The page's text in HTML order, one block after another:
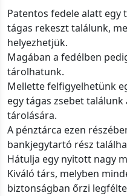
Patentos fedele alatt
tágas rekeszt találunk,
helyezhetjük.
Magában a fedélben
tárolhatunk.
Mellette felfigyelhetünk
egy tágas zsebet
tárolására.
A pénztárca ezen
bankjegytartó rész
Hátulja egy nyitott nagy
Kiváló társ, melyben
biztonságban őrzi